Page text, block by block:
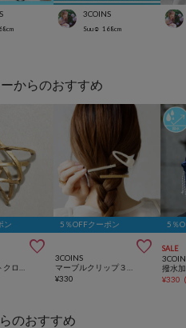
cm
3COINS
Suu☺︎ 168cm
からのおすすめ
ン

5％OFFクーポン

3COINS
¥330
5％
SALE
¥330
のおすすめ